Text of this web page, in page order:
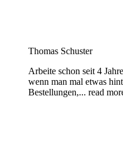
Thomas Schuster
Arbeite schon seit 4
wenn man mal etwas
Bestellungen,... read